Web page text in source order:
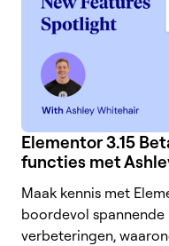
Elementor 3.15
functies met
Maak kennis met
boordevol
verbeteringen,